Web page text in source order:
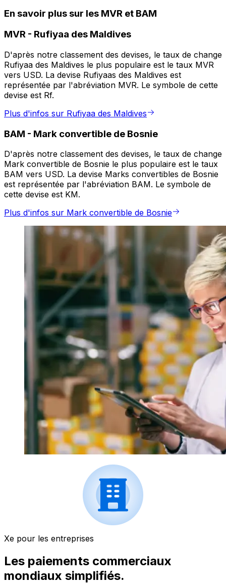
En savoir plus sur les MVR et BAM
MVR - Rufiyaa des Maldives
D'après notre classement des devises, le taux de change
Rufiyaa des Maldives le plus populaire est le taux MVR
vers USD. La devise Rufiyaas des Maldives est
représentée par l'abréviation MVR. Le symbole de cette
devise est Rf.
Plus d'infos sur Rufiyaa des Maldives
BAM - Mark convertible de Bosnie
D'après notre classement des devises, le taux de change
Mark convertible de Bosnie le plus populaire est le taux
BAM vers USD. La devise Marks convertibles de Bosnie
est représentée par l'abréviation BAM. Le symbole de
cette devise est KM.
Plus d'infos sur Mark convertible de Bosnie
Xe pour les entreprises
Les paiements commerciaux
mondiaux simplifiés.